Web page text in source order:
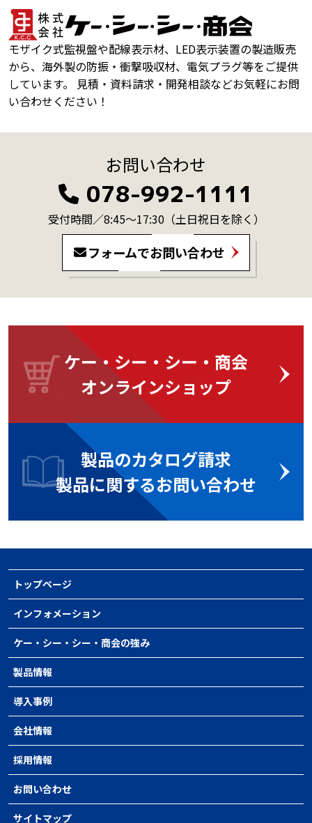
モザイク式監視盤や配線表示材、LED表示装置の製造販売
から、海外製の防振・衝撃吸収材、電気プラグ等をご提供
しています。 見積・資料請求・開発相談などお気軽にお問
い合わせください！
お問い合わせ
078-992-1111
受付時間／8:45～17:30（土日祝日を除く）
フォームでお問い合わせ
ケー・シー・シー・商会
オンラインショップ
製品のカタログ請求
製品に関するお問い合わせ
トップページ
インフォメーション
ケー・シー・シー・商会の強み
製品情報
導入事例
会社情報
採用情報
お問い合わせ
サイトマップ